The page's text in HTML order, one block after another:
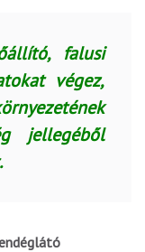
falusi
végez,
jellegéből